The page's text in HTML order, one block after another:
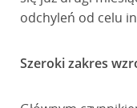
odchyleń od celu
Szeroki zakres